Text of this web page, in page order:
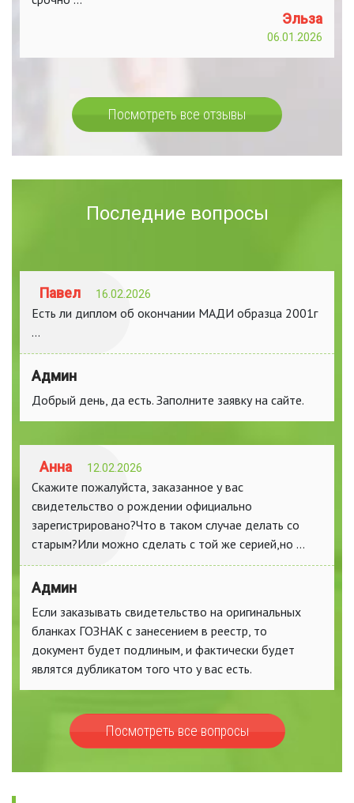
Эльза
06.01.2026
Посмотреть все отзывы
Последние вопросы
Павел 16.02.2026
Есть ли диплом об окончании МАДИ образца 2001г
...
Админ
Добрый день, да есть. Заполните заявку на сайте.
Анна 12.02.2026
Скажите пожалуйста, заказанное у вас
свидетельство о рождении официально
зарегистрировано?Что в таком случае делать со
старым?Или можно сделать с той же серией,но ...
Админ
Если заказывать свидетельство на оригинальных
бланках ГОЗНАК с занесением в реестр, то
документ будет подлиным, и фактически будет
являтся дубликатом того что у вас есть.
Посмотреть все вопросы